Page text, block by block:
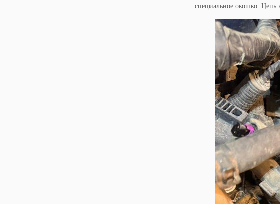
специальное окошко. Цепь